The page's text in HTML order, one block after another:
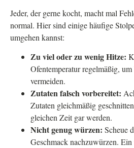
Jeder, der gerne kocht, macht mal
normal. Hier sind einige häufige
umgehen kannst:
Zu viel oder zu wenig Hitze:
Ofentemperatur regelmäßig,
vermeiden.
Zutaten falsch vorbereitet:
Zutaten gleichmäßig
gleichen Zeit gar werden.
Nicht genug würzen: Scheue
Geschmack nachzuwürzen.